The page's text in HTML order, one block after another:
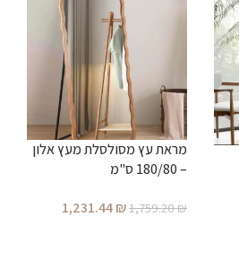
מראת עץ מסולסלת מעץ אלון
– 180/80 ס"מ
1,759.20₪
1,231.44₪